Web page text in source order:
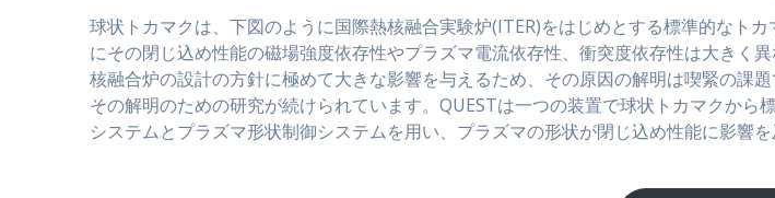
球状トカマクは、下図のように国際熱核融合実験炉(ITER)をはじめとする標準的なト
にその閉じ込め性能の磁場強度依存性やプラズマ電流依存性、衝突度依存性は大きく
核融合炉の設計の方針に極めて大きな影響を与えるため、その原因の解明は喫緊の課
その解明のための研究が続けられています。QUESTは一つの装置で球状トカマクか
システムとプラズマ形状制御システムを用い、プラズマの形状が閉じ込め性能に影響